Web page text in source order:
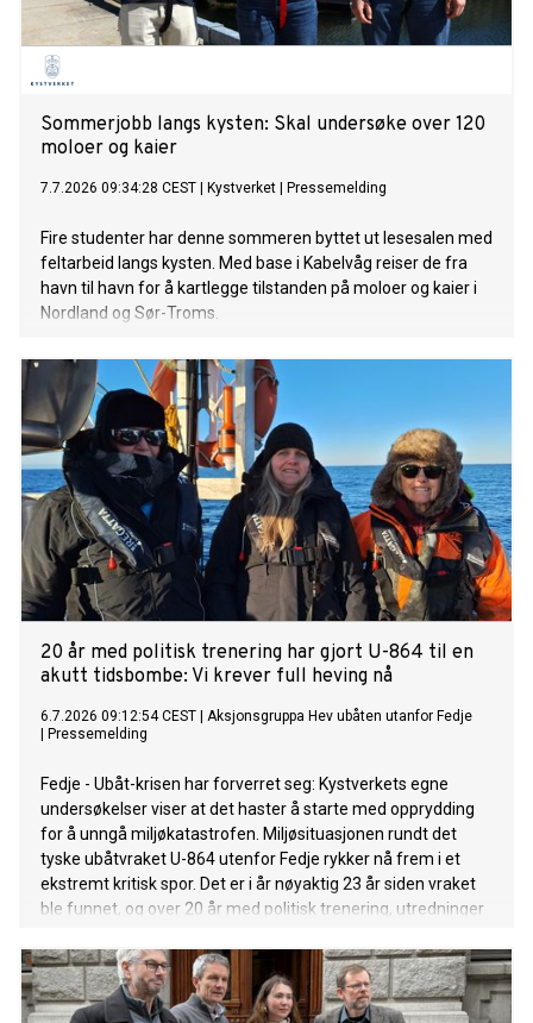
Sommerjobb langs kysten: Skal undersøke over 120
moloer og kaier
7.7.2026 09:34:28 CEST Kystverket Pressemelding
Fire studenter har denne sommeren byttet ut lesesalen med
feltarbeid langs kysten. Med base i Kabelvåg reiser de fra
havn til havn for å kartlegge tilstanden på moloer og kaier i
Nordland og Sør-Troms.
20 år med politisk trenering har gjort U-864 til en
akutt tidsbombe: Vi krever full heving nå
6.7.2026 09:12:54 CEST
Aksjonsgruppa Hev ubåten utanfor Fedje
Pressemelding
Fedje - Ubåt-krisen har forverret seg: Kystverkets egne
undersøkelser viser at det haster å starte med opprydding
for å unngå miljøkatastrofen. Miljøsituasjonen rundt det
tyske ubåtvraket U-864 utenfor Fedje rykker nå frem i et
ekstremt kritisk spor. Det er i år nøyaktig 23 år siden vraket
ble funnet, og over 20 år med politisk trenering, utredninger
er så alarmerende. Mens politikerne har skjøvet saken foran
seg, har vraket rustet på havbunnen. Kystverkets egne
fysiske undersøkelser viser at det haster mer enn noen